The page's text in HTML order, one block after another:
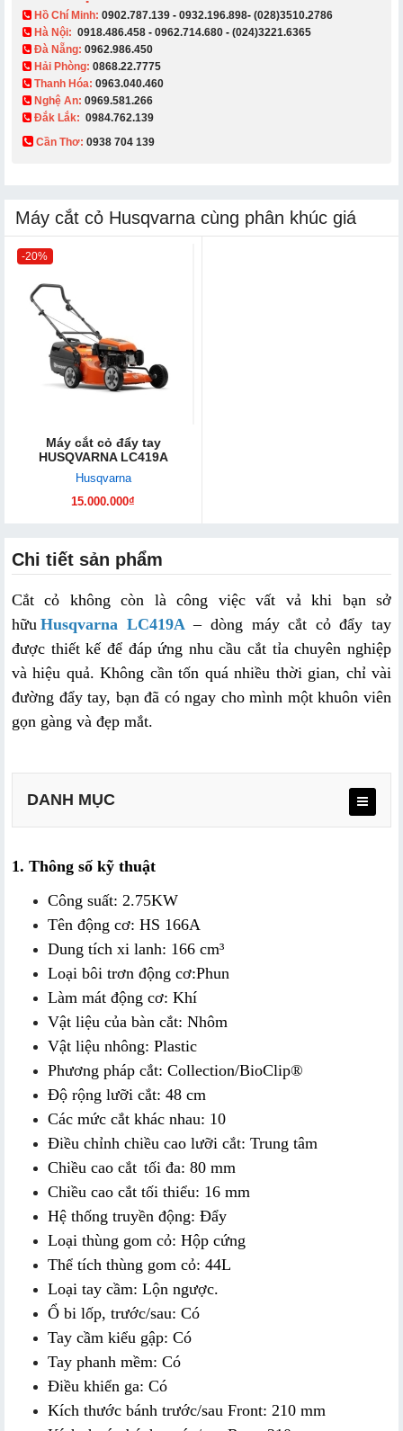
​ Hồ Chí Minh: 0902.787.139 - 0932.196.898- (028)3510.2786
Hà Nội: 0918.486.458 - 0962.714.680 - (024)3221.6365
Đà Nẵng: 0962.986.450
Hải Phòng: 0868.22.7775
Thanh Hóa: 0963.040.460
Nghệ An: 0969.581.266
Đắk Lắk: 0984.762.139
Cần Thơ: 0938 704 139​
Máy cắt cỏ Husqvarna cùng phân khúc giá
-20%
Máy cắt cỏ đẩy tay
HUSQVARNA LC419A
Husqvarna
15.000.000₫
Chi tiết sản phẩm
Cắt cỏ không còn là công việc vất vả khi bạn sở
hữu Husqvarna LC419A – dòng máy cắt cỏ đẩy tay
được thiết kế để đáp ứng nhu cầu cắt tỉa chuyên nghiệp
và hiệu quả. Không cần tốn quá nhiều thời gian, chỉ vài
đường đẩy tay, bạn đã có ngay cho mình một khuôn viên
gọn gàng và đẹp mắt.
DANH MỤC
1. Thông số kỹ thuật
Công suất: 2.75KW
Tên động cơ: HS 166A
Dung tích xi lanh: 166 cm³
Loại bôi trơn động cơ:Phun
Làm mát động cơ: Khí
Vật liệu của bàn cắt: Nhôm
Vật liệu nhông: Plastic
Phương pháp cắt: Collection/BioClip®
Độ rộng lưỡi cắt: 48 cm
Các mức cắt khác nhau: 10
Điều chỉnh chiều cao lưỡi cắt: Trung tâm
Chiều cao cắt tối đa: 80 mm
Chiều cao cắt tối thiểu: 16 mm
Hệ thống truyền động: Đẩy
Loại thùng gom cỏ: Hộp cứng
Thể tích thùng gom cỏ: 44L
Loại tay cầm: Lộn ngược.
Ổ bi lốp, trước/sau: Có
Tay cầm kiểu gập: Có
Tay phanh mềm: Có
Điều khiển ga: Có
Kích thước bánh trước/sau Front: 210 mm